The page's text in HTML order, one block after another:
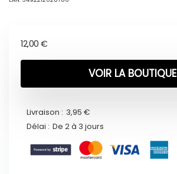
12,00 €
VOIR LA BOUTIQUE
Livraison : 3,95 €
Délai : De 2 à 3 jours